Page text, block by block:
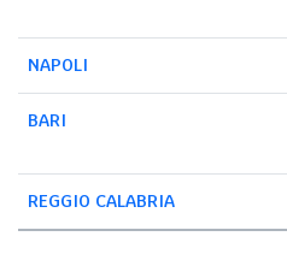
NAPOLI
BARI
REGGIO CALABRIA